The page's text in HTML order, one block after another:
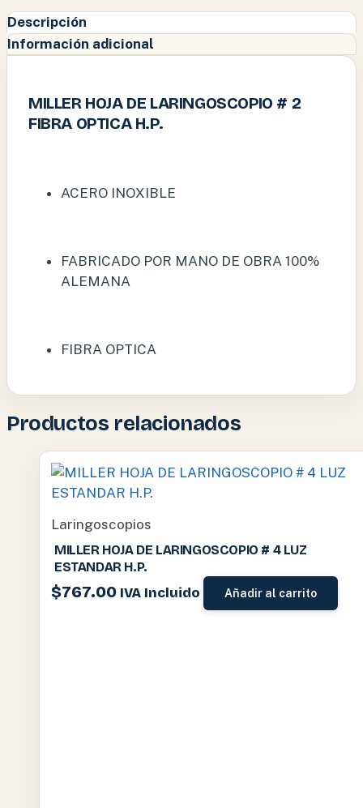
Descripción
Información adicional
MILLER HOJA DE LARINGOSCOPIO # 2
FIBRA OPTICA H.P.
ACERO INOXIBLE
FABRICADO POR MANO DE OBRA 100%
ALEMANA
FIBRA OPTICA
Productos relacionados
Laringoscopios
MILLER HOJA DE LARINGOSCOPIO # 4 LUZ
ESTANDAR H.P.
$767.00 IVA Incluido Añadir al carrito